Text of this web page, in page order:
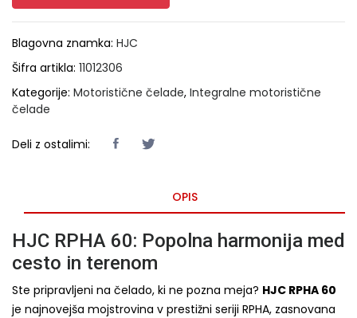
Blagovna znamka: HJC
Šifra artikla: 11012306
Kategorije: Motoristične čelade, Integralne motoristične
čelade
Deli z ostalimi:
OPIS
HJC RPHA 60: Popolna harmonija med
cesto in terenom
Ste pripravljeni na čelado, ki ne pozna meja? HJC RPHA 60
je najnovejša mojstrovina v prestižni seriji RPHA, zasnovana